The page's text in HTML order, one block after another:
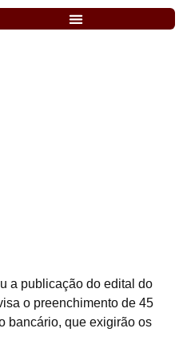
a publicação do edital do
o preenchimento de 45
bancário, que exigirão os